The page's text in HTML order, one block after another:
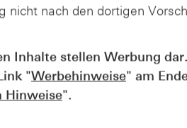
Blick ins Kleingedruckte:
bei Derivaten -
04.08.2026
nicht nach den dortigen
Inhalte stellen Werbung
"Werbehinweise" am
Hinweise".